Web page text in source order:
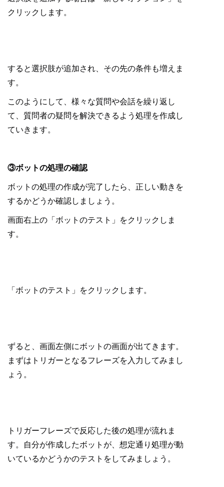
クリックします。
すると選択肢が追加され、その先の条件も増えま
す。
このようにして、様々な質問や会話を繰り返し
て、質問者の疑問を解決できるよう処理を作成し
ていきます。
③ボットの処理の確認
ボットの処理の作成が完了したら、正しい動きを
するかどうか確認しましょう。
画面右上の「ボットのテスト」をクリックしま
す。
「ボットのテスト」をクリックします。
ずると、画面左側にボットの画面が出てきます。
まずはトリガーとなるフレーズを入力してみまし
ょう。
トリガーフレーズで反応した後の処理が流れま
す。自分が作成したボットが、想定通り処理が動
いているかどうかのテストをしてみましょう。